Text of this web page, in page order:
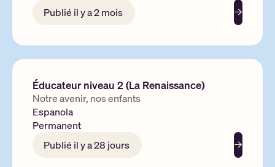
Publié il y a 2 mois
En
Éducateur niveau 2 (La Renaissance)
Notre avenir, nos enfants
Espanola
Permanent
Publié il y a 28 jours
En savoir